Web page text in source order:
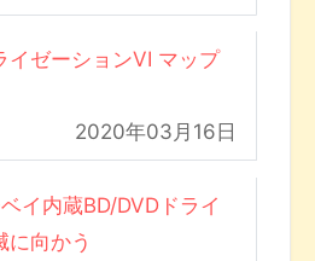
イゼーションVI マップ
2020年03月16日
イ内蔵BD/DVDドライ
に向かう